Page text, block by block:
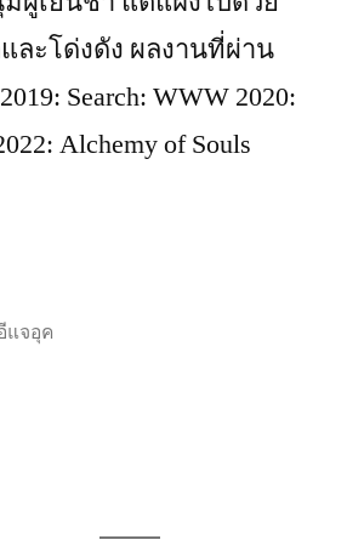
ะโด่งดัง ผลงานที่ผ่าน
Search: WWW 2020:
Alchemy of Souls
แจอุค